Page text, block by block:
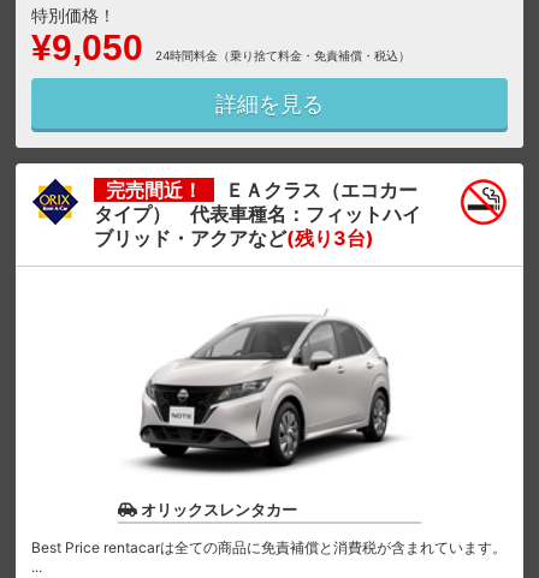
特別価格！
¥9,050 24時間料金（乗り捨て料金・免責補償・税込）
詳細を見る
完売間近！
ＥＡクラス（エコカー
タイプ） 代表車種名：フィットハイ
ブリッド・アクアなど(残り3台)
オリックスレンタカー
Best Price rentacarは全ての商品に免責補償と消費税が含まれています。
...